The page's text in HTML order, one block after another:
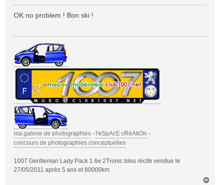
e
s
OK no problem ! Bon ski !
ma galerie de photographies - l'eSpAcE cRéAtiOn -
concours de photographies conceptuelles
1007 Gentleman Lady Pack 1.6e 2Tronic bleu récife vendue le
27/05/2011 après 5 ans et 80000km